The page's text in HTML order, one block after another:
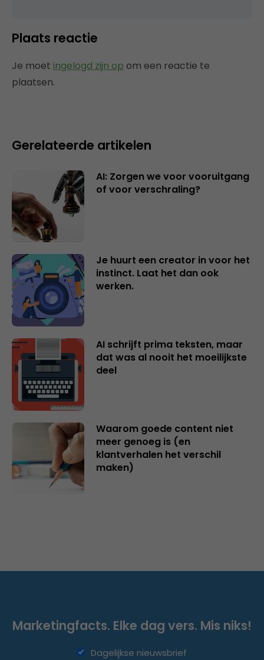
Plaats reactie
Je moet ingelogd zijn op om een reactie te
plaatsen.
Gerelateerde artikelen
AI: Zorgen we voor vooruitgang
of voor verschraling?
Je huurt een creator in voor het
instinct. Laat het dan ook
werken.
AI schrijft prima teksten, maar
dat was al nooit het moeilijkste
deel
Waarom goede content niet
meer genoeg is (en
klantverhalen het verschil
maken)
Marketingfacts. Elke dag vers. Mis niks!
Dagelijkse nieuwsbrief